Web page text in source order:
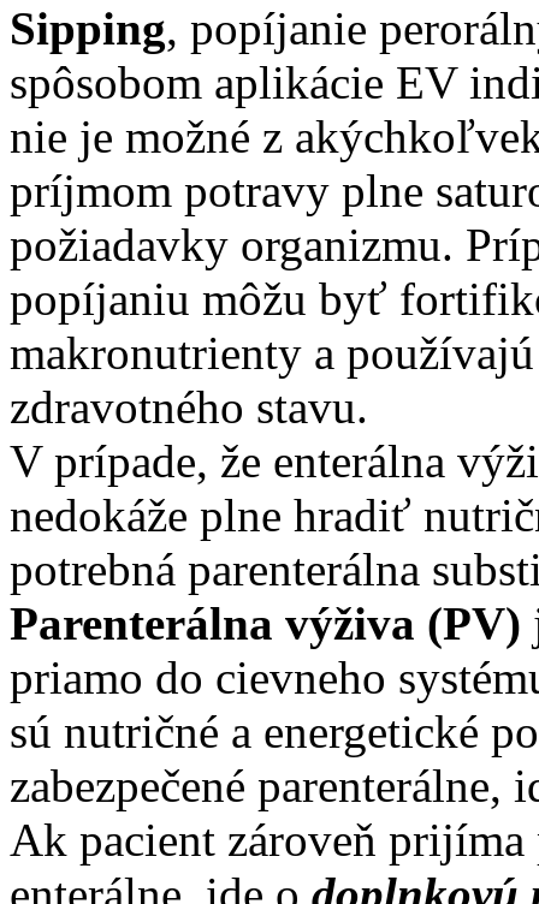
Sipping, popíjanie
spôsobom aplikácie EV
nie je možné z
príjmom potravy plne
požiadavky organizmu.
popíjaniu môžu byť
makronutrienty a
zdravotného stavu.
V prípade, že enterálna
nedokáže plne hradiť
potrebná parenterálna
Parenterálna výživa (PV)
priamo do cievneho
sú nutričné a energetické
zabezpečené parenterálne,
Ak pacient zároveň prijíma
enterálne, ide o doplnkovú